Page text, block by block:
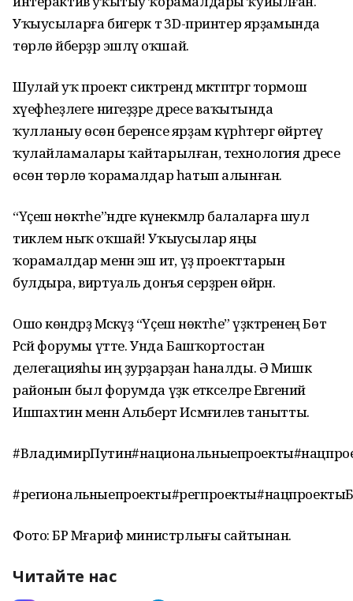
Уҡыусыларға бигерәк тә 3D-принтер ярҙамында
төрлө әйберҙәр эшләү оҡшай.
Шулай уҡ проект сиктәрендә мәктәптәргә тормош
хәүефһеҙлеге нигеҙҙәре дәресе ваҡытында
ҡулланыу өсөн беренсе ярҙам күрһәтергә өйрәтеү
ҡулайламалары ҡайтарылған, технология дәресе
өсөн төрлө ҡорамалдар һатып алынған.
“Үҫеш нөктәһе”ндәге күнекмәләр балаларға шул
тиклем ныҡ оҡшай! Уҡыусылар яңы
ҡорамалдар менән эш итә, үҙ проекттарын
булдыра, виртуаль донъя серҙәрен өйрәнә.
Ошо көндәрҙә Мәскәүҙә “Үҫеш нөктәһе” үҙәктәренең Бөтә
Рәсәй форумы үтте. Унда Башҡортостан
делегацияһы иң ҙурҙарҙан һаналды. Ә Мишкә
районын был форумда үҙәк етәкселәре Евгений
Ишпахтин менән Альберт Исмәғилев танытты.
Фото: БР Мәғариф министрлығы сайтынан.
Читайте нас